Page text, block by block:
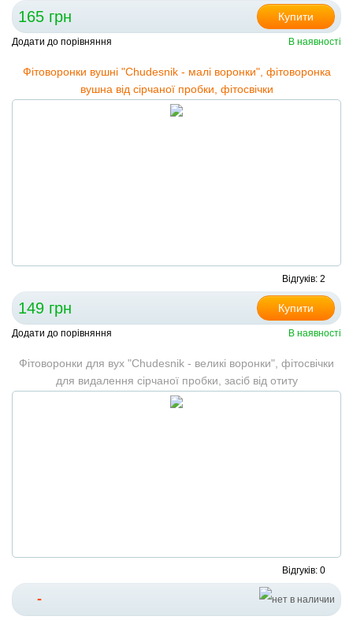
165 грн Купити
Додати до порівняння В наявності
Фітоворонки вушні "Сhudesnik - малі воронки", фітоворонка
вушна від сірчаної пробки, фітосвічки
Відгуків: 2
149 грн Купити
Додати до порівняння В наявності
Фітоворонки для вух "Сhudesnik - великі воронки", фітосвічки
для видалення сірчаної пробки, засіб від отиту
Відгуків: 0
-